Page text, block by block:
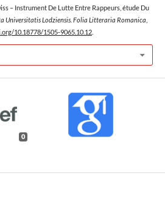
– Instrument De Lutte Entre Rappeurs, étude Du
Universitatis Lodziensis. Folia Litteraria Romanica
10.18778/1505-9065.10.12
0